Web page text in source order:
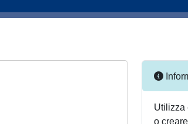
Utilizza
o